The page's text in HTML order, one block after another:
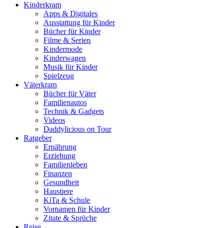
Kinderkram
Apps & Digitales
Ausstattung für Kinder
Bücher für Kinder
Filme & Serien
Kindermode
Kinderwagen
Musik für Kinder
Spielzeug
Väterkram
Bücher für Väter
Familienautos
Technik & Gadgets
Videos
Daddylicious on Tour
Ratgeber
Ernährung
Erziehung
Familienleben
Finanzen
Gesundheit
Haustiere
KiTa & Schule
Vornamen für Kinder
Zitate & Sprüche